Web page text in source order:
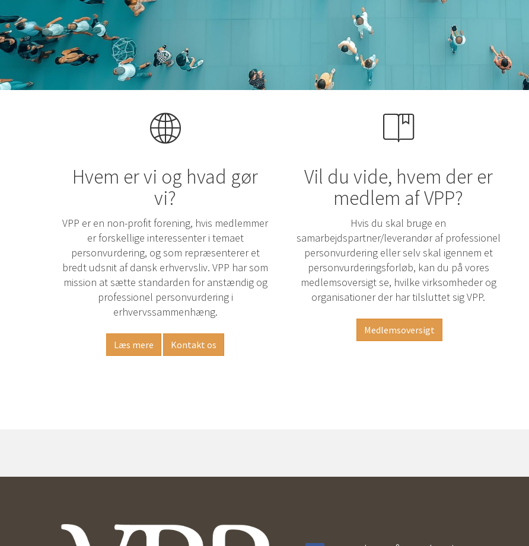
Hvem er vi og hvad gør
vi?
VPP er en non-profit forening, hvis medlemmer
er forskellige interessenter i temaet
personvurdering, og som repræsenterer et
bredt udsnit af dansk erhvervsliv. VPP har som
mission at sætte standarden for anstændig og
professionel personvurdering i
erhvervssammenhæng.
Læs mere Kontakt os
Vil du vide, hvem der er
medlem af VPP?
Hvis du skal bruge en
samarbejdspartner/leverandør af professionel
personvurdering eller selv skal igennem et
personvurderingsforløb, kan du på vores
medlemsoversigt se, hvilke virksomheder og
organisationer der har tilsluttet sig VPP.
Medlemsoversigt